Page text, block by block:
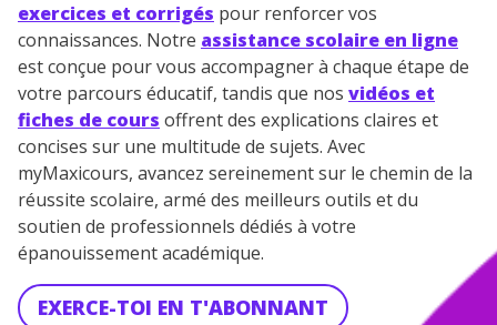
exercices et corrigés pour renforcer vos
connaissances. Notre assistance scolaire en ligne
est conçue pour vous accompagner à chaque étape de
votre parcours éducatif, tandis que nos vidéos et
fiches de cours offrent des explications claires et
concises sur une multitude de sujets. Avec
myMaxicours, avancez sereinement sur le chemin de la
réussite scolaire, armé des meilleurs outils et du
soutien de professionnels dédiés à votre
épanouissement académique.
EXERCE-TOI EN T'ABONNANT